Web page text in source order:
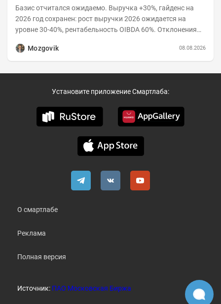
Базис отчитался ожидаемо. Выручка +30%, гайденс на
2026 год сохранен: рост выручки 2026 ожидается на
уровне 30-40%, рентабельность OIBDA 60%. Отклонения
Mozgovik
08.08.2026
Установите приложение Смартлаба:
О смартлабе
Реклама
Полная версия
Источник: ПАО Московская Биржа